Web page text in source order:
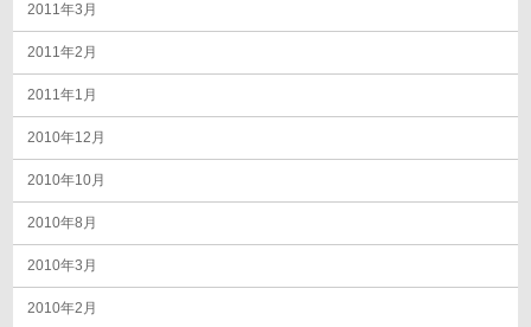
2011年3月
2011年2月
2011年1月
2010年12月
2010年10月
2010年8月
2010年3月
2010年2月